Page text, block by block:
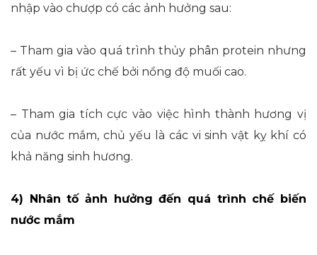
nhập vào chượp có các ảnh hưởng sau:
– Tham gia vào quá trình thủy phân protein nhưng
rất yếu vì bị ức chế bởi nồng độ muối cao.
– Tham gia tích cực vào việc hình thành hương vị
của nước mắm, chủ yếu là các vi sinh vật kỵ khí có
khả năng sinh hương.
4) Nhân tố ảnh hưởng đến quá trình chế biến
nước mắm